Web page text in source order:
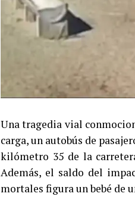
Una tragedia vial
carga, un autobús de
kilómetro 35 de la
Además, el saldo del
mortales figura un bebé de